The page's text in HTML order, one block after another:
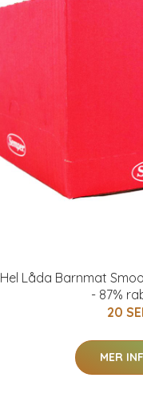
Hel Låda Barnmat
- 87%
20
MER